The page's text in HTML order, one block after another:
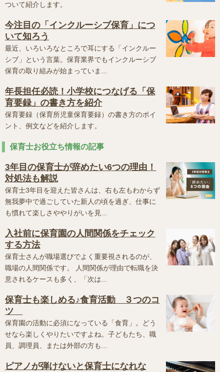
ついて紹介します。
今注目の「インクルーシブ保育」につ
いて知ろう
最近、いろいろなところで耳にする「インクルー
シブ」という言葉。保育業界でもインクルーシブ
保育の取り組みが始まっていま...
年長担任必読！小学校につなげる「保
育要録」の書き方を紹介
保育要録（保育所児童保育要録）の書き方のポイ
ント、例文などを紹介します。
保育士お役立ち情報の記事
3年目の保育士が辞めたい6つの理由！
対処法も解説
保育士3年目を迎えた皆さんは、右も左もわからず
無我夢中で過ごしていた新人の頃を過ぎ、仕事に
も慣れて楽しさややりがいを見...
入社前に保育園の人間関係をチェック
する方法
保育士さんが職場選びでよく重要視されるのが、
職場の人間関係です。 人間関係が理由で転職を決
意されるケースも多く、「次は...
保育士も楽しめる♪食育活動 ３つのコ
ツ
保育園の活動に必須になっている「食育」。どう
せなら楽しくやりたいですよね。子どもたち、職
員、調理員、または外部の方も...
ピアノが弾けないと保育士になれな